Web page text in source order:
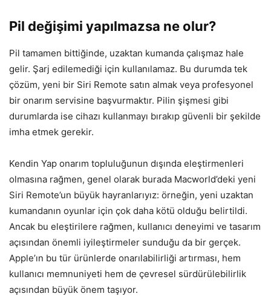
Pil değişimi yapılmazsa ne olur?
Pil tamamen bittiğinde, uzaktan kumanda çalışmaz hale
gelir. Şarj edilemediği için kullanılamaz. Bu durumda tek
çözüm, yeni bir Siri Remote satın almak veya profesyonel
bir onarım servisine başvurmaktır. Pilin şişmesi gibi
durumlarda ise cihazı kullanmayı bırakıp güvenli bir şekilde
imha etmek gerekir.
Kendin Yap onarım topluluğunun dışında eleştirmenleri
olmasına rağmen, genel olarak burada Macworld’deki yeni
Siri Remote’un büyük hayranlarıyız: örneğin, yeni uzaktan
kumandanın oyunlar için çok daha kötü olduğu belirtildi.
Ancak bu eleştirilere rağmen, kullanıcı deneyimi ve tasarım
açısından önemli iyileştirmeler sunduğu da bir gerçek.
Apple’ın bu tür ürünlerde onarılabilirliği artırması, hem
kullanıcı memnuniyeti hem de çevresel sürdürülebilirlik
açısından büyük önem taşıyor.